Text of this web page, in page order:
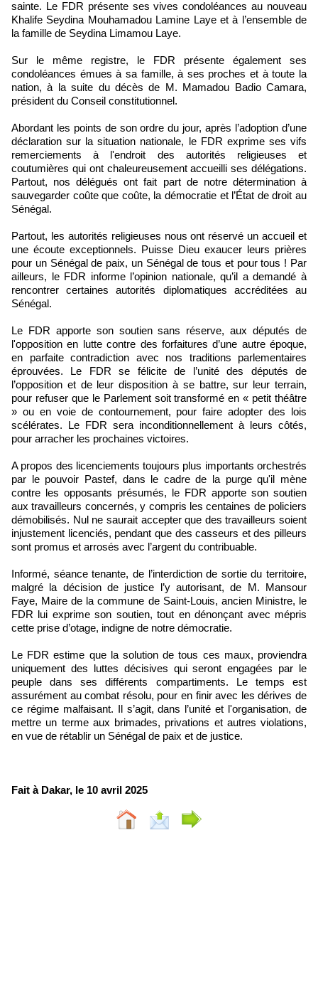
sainte. Le FDR présente ses vives condoléances au nouveau
Khalife Seydina Mouhamadou Lamine Laye et à l’ensemble de
la famille de Seydina Limamou Laye.
Sur le même registre, le FDR présente également ses
condoléances émues à sa famille, à ses proches et à toute la
nation, à la suite du décès de M. Mamadou Badio Camara,
président du Conseil constitutionnel.
Abordant les points de son ordre du jour, après l’adoption d’une
déclaration sur la situation nationale, le FDR exprime ses vifs
remerciements à l'endroit des autorités religieuses et
coutumières qui ont chaleureusement accueilli ses délégations.
Partout, nos délégués ont fait part de notre détermination à
sauvegarder coûte que coûte, la démocratie et l’État de droit au
Sénégal.
Partout, les autorités religieuses nous ont réservé un accueil et
une écoute exceptionnels. Puisse Dieu exaucer leurs prières
pour un Sénégal de paix, un Sénégal de tous et pour tous ! Par
ailleurs, le FDR informe l’opinion nationale, qu’il a demandé à
rencontrer certaines autorités diplomatiques accréditées au
Sénégal.
Le FDR apporte son soutien sans réserve, aux députés de
l'opposition en lutte contre des forfaitures d’une autre époque,
en parfaite contradiction avec nos traditions parlementaires
éprouvées. Le FDR se félicite de l’unité des députés de
l’opposition et de leur disposition à se battre, sur leur terrain,
pour refuser que le Parlement soit transformé en « petit théâtre
» ou en voie de contournement, pour faire adopter des lois
scélérates. Le FDR sera inconditionnellement à leurs côtés,
pour arracher les prochaines victoires.
A propos des licenciements toujours plus importants orchestrés
par le pouvoir Pastef, dans le cadre de la purge qu'il mène
contre les opposants présumés, le FDR apporte son soutien
aux travailleurs concernés, y compris les centaines de policiers
démobilisés. Nul ne saurait accepter que des travailleurs soient
injustement licenciés, pendant que des casseurs et des pilleurs
sont promus et arrosés avec l’argent du contribuable.
Informé, séance tenante, de l’interdiction de sortie du territoire,
malgré la décision de justice l’y autorisant, de M. Mansour
Faye, Maire de la commune de Saint-Louis, ancien Ministre, le
FDR lui exprime son soutien, tout en dénonçant avec mépris
cette prise d’otage, indigne de notre démocratie.
Le FDR estime que la solution de tous ces maux, proviendra
uniquement des luttes décisives qui seront engagées par le
peuple dans ses différents compartiments. Le temps est
assurément au combat résolu, pour en finir avec les dérives de
ce régime malfaisant. Il s’agit, dans l’unité et l'organisation, de
mettre un terme aux brimades, privations et autres violations,
en vue de rétablir un Sénégal de paix et de justice.
Fait à Dakar, le 10 avril 2025